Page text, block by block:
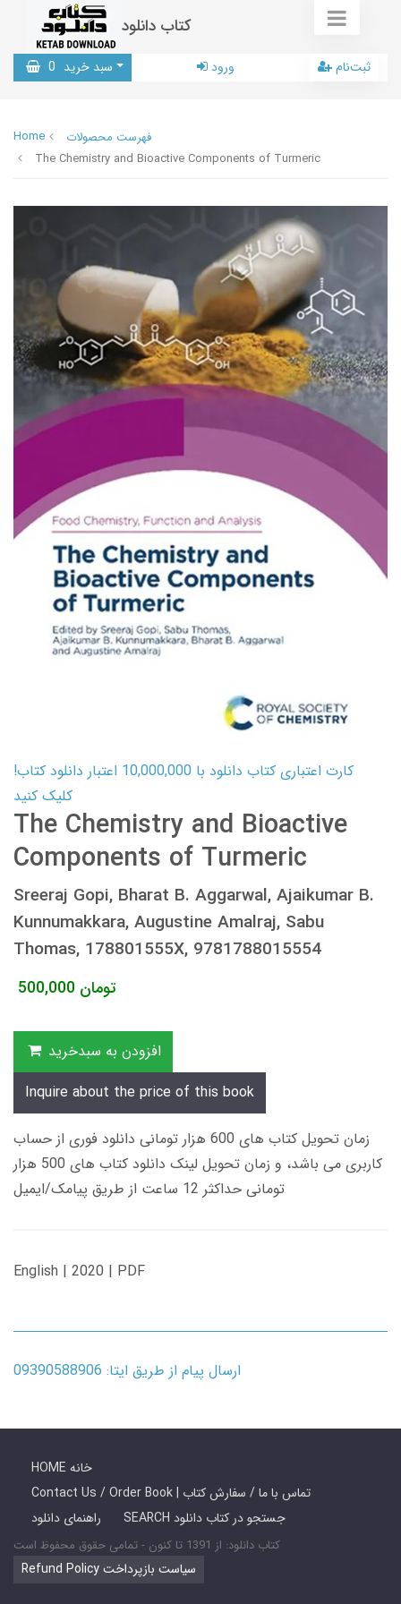
کتاب دانلود
سبد خرید 0 ورود ثبت‌نام
Home
فهرست محصولات
The Chemistry and Bioactive Components of Turmeric
کارت اعتباری کتاب دانلود با 10,000,000 اعتبار دانلود کتاب!
کلیک کنید
The Chemistry and Bioactive
Components of Turmeric
Sreeraj Gopi, Bharat B. Aggarwal, Ajaikumar B.
Kunnumakkara, Augustine Amalraj, Sabu
Thomas, 178801555X, 9781788015554
500,000 تومان
افزودن به سبدخرید
Inquire about the price of this book
زمان تحویل کتاب های 600 هزار تومانی دانلود فوری از حساب
کاربری می باشد، و زمان تحویل لینک دانلود کتاب های 500 هزار
تومانی حداکثر 12 ساعت از طریق پیامک/ایمیل
English | 2020 | PDF
ارسال پیام از طریق ایتا: 09390588906
HOME خانه
Contact Us / Order Book | تماس با ما / سفارش کتاب
راهنمای دانلود
SEARCH جستجو در کتاب دانلود
کتاب دانلود: از 1391 تا کنون - تمامی حقوق محفوظ است
Refund Policy سیاست بازپرداخت